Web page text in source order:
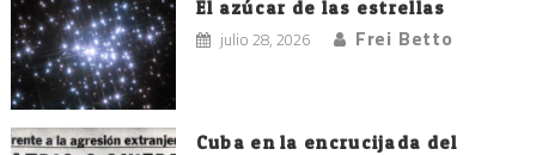
El azúcar de las estrellas
julio 28, 2026 Frei Betto
Cuba en la encrucijada del